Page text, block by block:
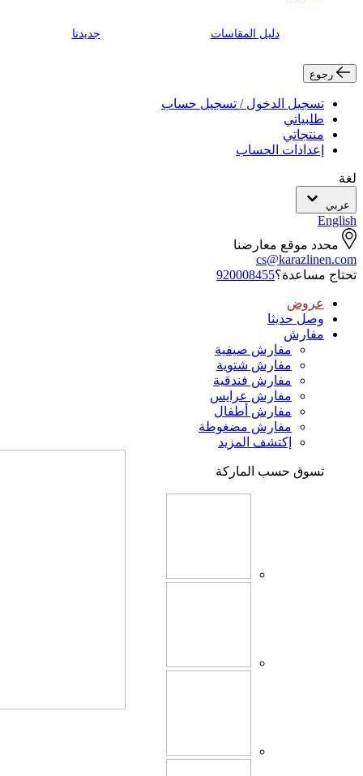
دليل المقاسات جديدنا
رجوع
تسجيل الدخول / تسجيل حساب
طلبياتي
منتجاتي
إعدادات الحساب
لغة
عربي
English
محدد موقع معارضنا
cs@karazlinen.com
تحتاج مساعدة؟920008455
عروض
وصل حديثا
مفارش
مفارش صيفية
مفارش شتوية
مفارش فندقية
مفارش عرايس
مفارش أطفال
مفارش مضغوطة
إكتشف المزيد
تسوق حسب الماركة